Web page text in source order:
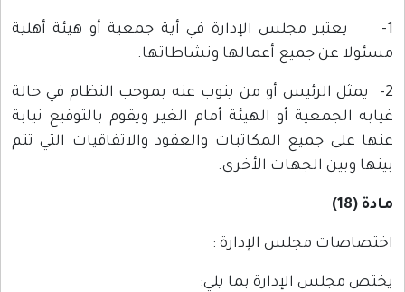
1- يعتبر مجلس الإدارة في أية جمعية أو هيئة أهلية
مسئولا عن جميع أعمالها ونشاطاتها.
2- يمثل الرئيس أو من ينوب عنه بموجب النظام في حالة
غيابه الجمعية أو الهيئة أمام الغير ويقوم بالتوقيع نيابة
عنها على جميع المكاتبات والعقود والاتفاقيات التي تتم
بينها وبين الجهات الأخرى.
مادة (18)
اختصاصات مجلس الإدارة :
يختص مجلس الإدارة بما يلي: